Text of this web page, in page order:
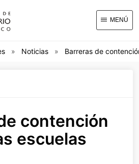
MENÚ
Noticias Barreras de
contención
escuelas